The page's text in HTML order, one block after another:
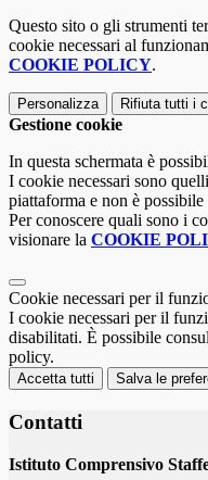
Questo sito o gli strumenti
cookie necessari al
COOKIE POLICY.
Personalizza Rifiuta tutti i
Gestione cookie
In questa schermata è
I cookie necessari sono
piattaforma e non è
Per conoscere quali sono i
visionare la COOKIE
Cookie necessari per il
I cookie necessari per il
disabilitati. È possibile
policy.
Accetta tutti Salva le
Contatti
Istituto Comprensivo